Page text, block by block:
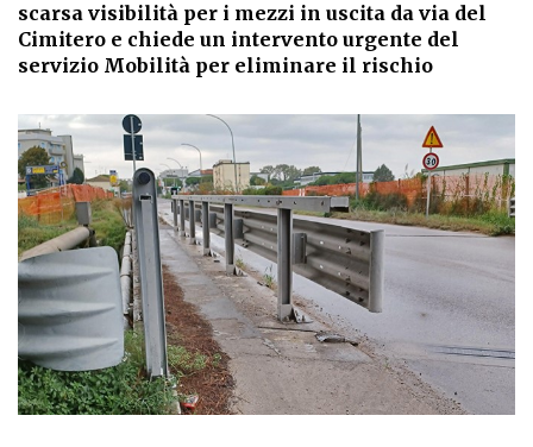
scarsa visibilità per i mezzi in uscita da via del
Cimitero e chiede un intervento urgente del
servizio Mobilità per eliminare il rischio